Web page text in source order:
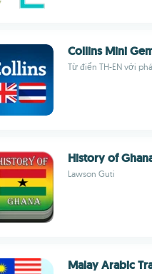
Collins Mini
Từ điển TH-EN với
History of
Lawson Guti
Malay Arabic